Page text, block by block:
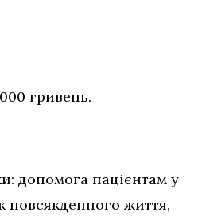
гривень.
допомога пацієнтам у
повсякденного життя,